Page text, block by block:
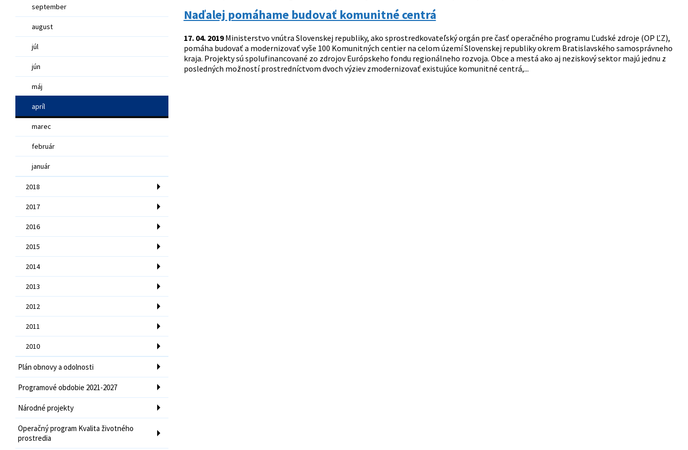
september
august
júl
jún
máj
apríl
marec
február
január
2018
2017
2016
2015
2014
2013
2012
2011
2010
Plán obnovy a odolnosti
Programové obdobie 2021-2027
Národné projekty
Operačný program Kvalita životného
prostredia
Naďalej pomáhame budovať komunitné centrá
17. 04. 2019Ministerstvo vnútra Slovenskej republiky, ako sprostredkovateľský orgán pre časť operačného programu Ľudské zdroje (OP ĽZ),
pomáha budovať a modernizovať vyše 100 Komunitných centier na celom území Slovenskej republiky okrem Bratislavského samosprávneho
kraja. Projekty sú spolufinancované zo zdrojov Európskeho fondu regionálneho rozvoja. Obce a mestá ako aj neziskový sektor majú jednu z
posledných možností prostredníctvom dvoch výziev zmodernizovať existujúce komunitné centrá,...